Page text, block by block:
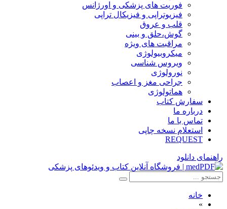
فوریت های پزشکی و اورژانس
فیزیوتراپی و فیزیکال تراپی
قلب و عروق
گوش،حلق و بینی
مراقبت های ویژه
میکروبیولوژی
ویروس شناسی
نورولوژی
جراحی مغز و اعصاب
هماتولوژی
سفارش کتاب
درباره ما
تماس با ما
استعلام نسخه چاپی
REQUEST
راهنمای دانلود
خانه
»